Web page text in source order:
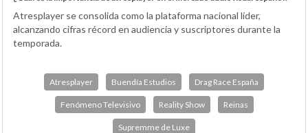
Atresplayer se consolida como la plataforma nacional líder,
alcanzando cifras récord en audiencia y suscriptores durante la
temporada.
Atresplayer Buendía Estudios Drag Race España
Fenómeno Televisivo Reality Show Reinas
Supremme de Luxe